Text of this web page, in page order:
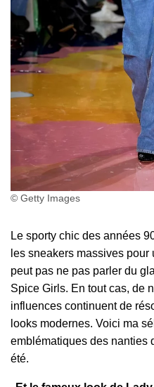
© Getty Images
Le sporty chic des années
les sneakers massives
peut pas ne pas parler du
Spice Girls. En tout cas, de
influences continuent de
looks modernes. Voici ma
emblématiques des nanties
été.